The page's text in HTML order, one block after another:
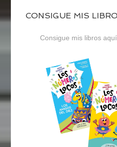
CONSIGUE MIS
Consigue mis libros